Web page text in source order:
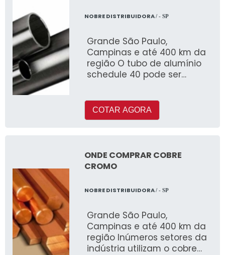
NOBRE DISTRIBUIDORA/ - SP
Grande São Paulo,
Campinas e até 400 km da
região O tubo de alumínio
schedule 40 pode ser
COTAR AGORA
ONDE COMPRAR COBRE
CROMO
NOBRE DISTRIBUIDORA/ - SP
Grande São Paulo,
Campinas e até 400 km da
região Inúmeros setores da
indústria utilizam o cobre